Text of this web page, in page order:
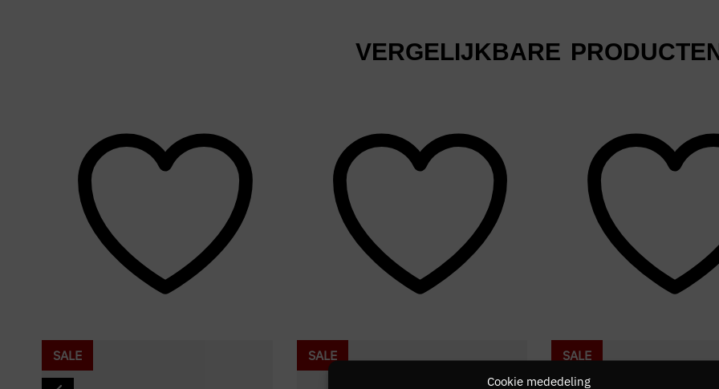
Cookie mededeling
VERGELIJKBARE
SALE SALE SALE